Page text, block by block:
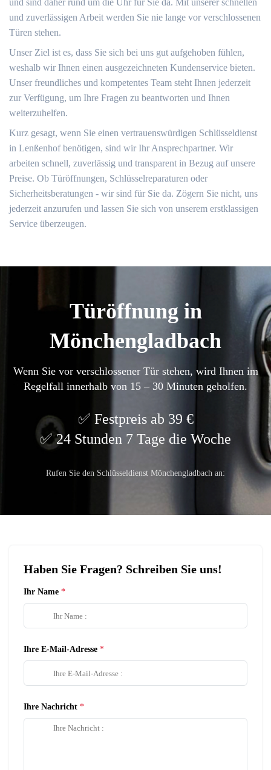
und sind daher rund um die Uhr für Sie da. Mit unserer schnellen
und zuverlässigen Arbeit werden Sie nie lange vor verschlossenen
Türen stehen.
Unser Ziel ist es, dass Sie sich bei uns gut aufgehoben fühlen,
weshalb wir Ihnen einen ausgezeichneten Kundenservice bieten.
Unser freundliches und kompetentes Team steht Ihnen jederzeit
zur Verfügung, um Ihre Fragen zu beantworten und Ihnen
weiterzuhelfen.
Kurz gesagt, wenn Sie einen vertrauenswürdigen Schlüsseldienst
in Lenßenhof benötigen, sind wir Ihr Ansprechpartner. Wir
arbeiten schnell, zuverlässig und transparent in Bezug auf unsere
Preise. Ob Türöffnungen, Schlüsselreparaturen oder
Sicherheitsberatungen - wir sind für Sie da. Zögern Sie nicht, uns
jederzeit anzurufen und lassen Sie sich von unserem erstklassigen
Service überzeugen.
Türöffnung in
Mönchengladbach
Wenn Sie vor verschlossener Tür stehen, wird Ihnen im
Regelfall innerhalb von 15 – 30 Minuten geholfen.
Festpreis ab 39 €
24 Stunden 7 Tage die Woche
Rufen Sie den Schlüsseldienst Mönchengladbach an:
Haben Sie Fragen? Schreiben Sie uns!
Ihr Name
Ihre E-Mail-Adresse
Ihre Nachricht